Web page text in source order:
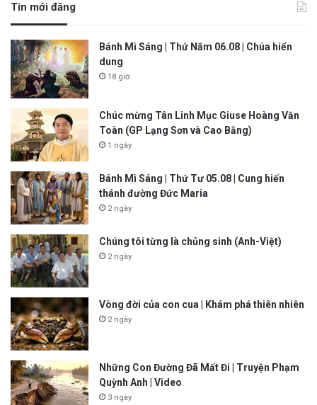
Tin mới đăng
Bánh Mì Sáng | Thứ Năm 06.08 | Chúa hiển
dung
18 giờ
Chúc mừng Tân Linh Mục Giuse Hoàng Văn
Toàn (GP Lạng Sơn và Cao Bằng)
1 ngày
Bánh Mì Sáng | Thứ Tư 05.08 | Cung hiến
thánh đường Đức Maria
2 ngày
Chúng tôi từng là chủng sinh (Anh-Việt)
2 ngày
Vòng đời của con cua | Khám phá thiên nhiên
2 ngày
Những Con Đường Đã Mất Đi | Truyện Phạm
Quỳnh Anh | Video
3 ngày